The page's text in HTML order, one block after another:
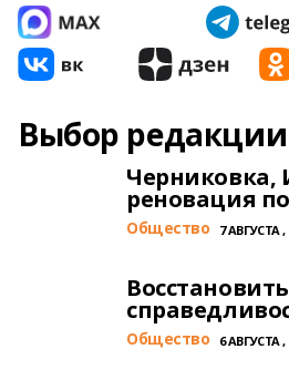
Выбор редакции
Черниковка,
реновация
Общество 7 АВГУСТА ,
Восстановить
Общество 6 АВГУСТА ,